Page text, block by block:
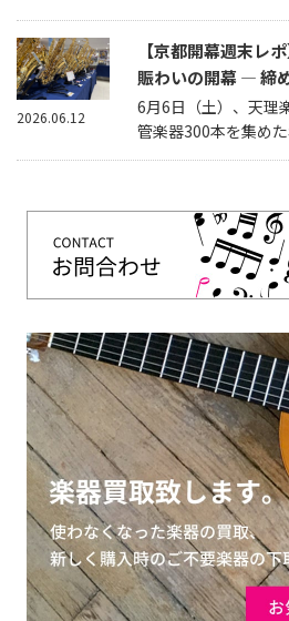
【京都開幕週末レ
賑わいの開幕 — 締
6月6日（土）、天理
管楽器300本を集め
2026.06.12